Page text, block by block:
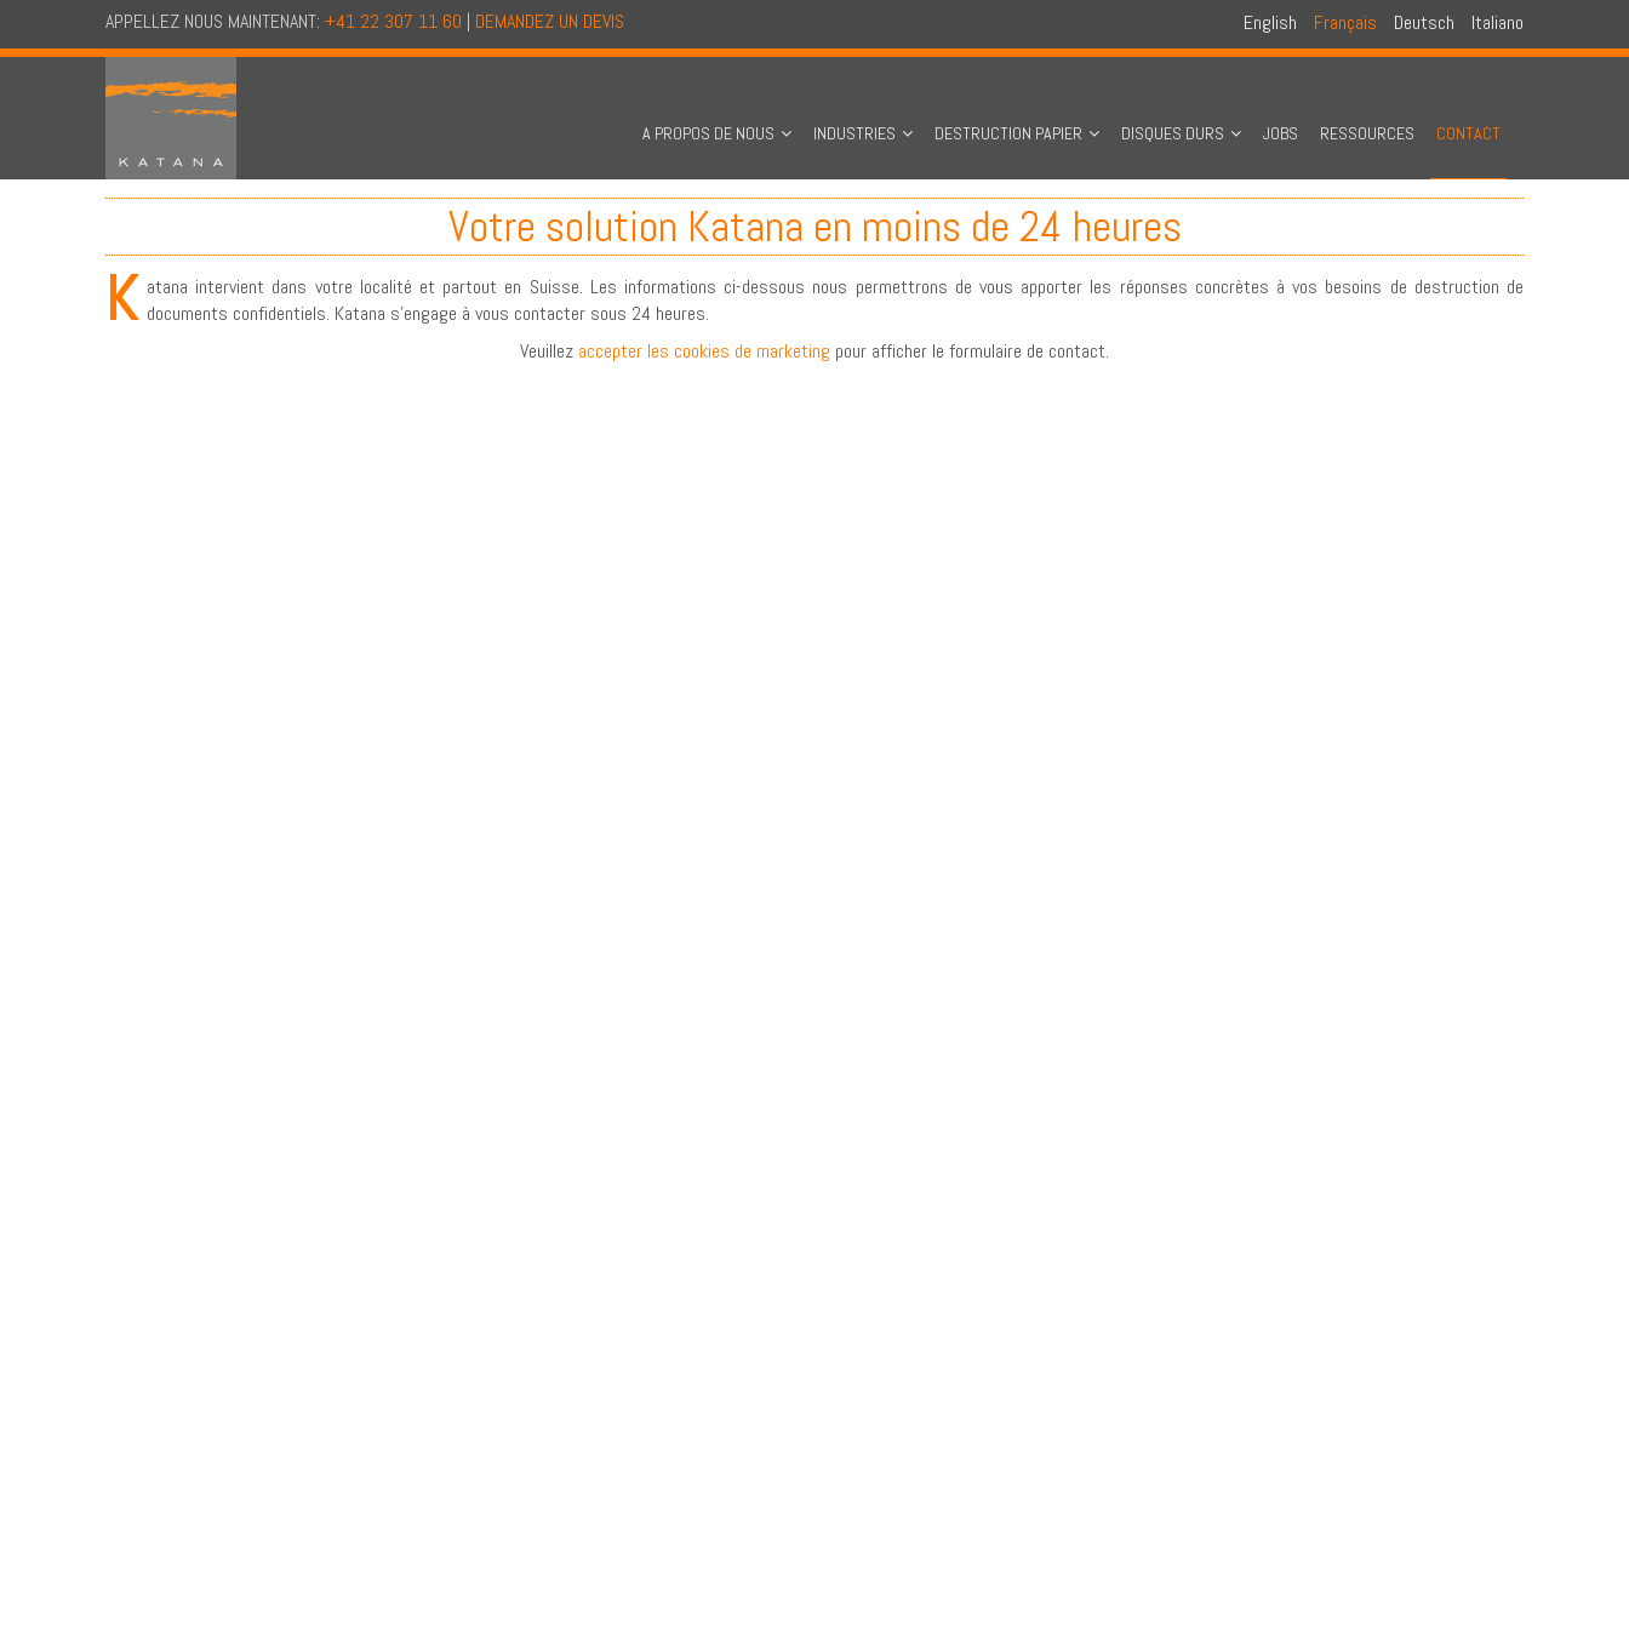
APPELLEZ NOUS MAINTENANT: +41 22 307 11 60 | DEMANDEZ UN DEVIS English Français Deutsch Italiano
A PROPOS DE NOUS INDUSTRIES DESTRUCTION PAPIER DISQUES DURS JOBS RESSOURCES CONTACT
Votre solution Katana en moins de 24 heures
K atana intervient dans votre localité et partout en Suisse. Les informations ci-dessous nous permettrons de vous apporter les réponses concrètes à vos besoins de destruction de
documents confidentiels. Katana s'engage à vous contacter sous 24 heures.
Veuillez accepter les cookies de marketing pour afficher le formulaire de contact.